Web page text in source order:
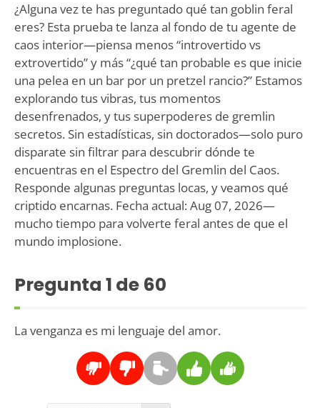
¿Alguna vez te has preguntado qué tan goblin feral
eres? Esta prueba te lanza al fondo de tu agente de
caos interior—piensa menos “introvertido vs
extrovertido” y más “¿qué tan probable es que inicie
una pelea en un bar por un pretzel rancio?” Estamos
explorando tus vibras, tus momentos
desenfrenados, y tus superpoderes de gremlin
secretos. Sin estadísticas, sin doctorados—solo puro
disparate sin filtrar para descubrir dónde te
encuentras en el Espectro del Gremlin del Caos.
Responde algunas preguntas locas, y veamos qué
criptido encarnas. Fecha actual: Aug 07, 2026—
mucho tiempo para volverte feral antes de que el
mundo implosione.
Pregunta 1 de 60
La venganza es mi lenguaje del amor.